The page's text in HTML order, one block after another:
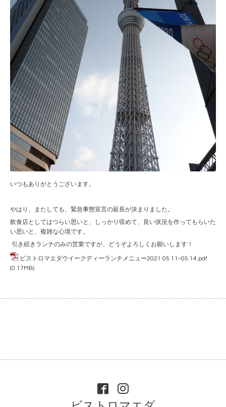
いつもありがとうございます。
やはり、またしても、緊急事態宣言の延長が決まりました。
飲食店としてはつらい思いと、しっかり収めて、良い状況を作ってもらいた
い思いと、複雑な心境です。
引き続きランチのみの営業ですが、どうぞよろしくお願いします！
ビストロマエダウイークディーランチメニュー2021.05.11~05.14.pdf
(0.17MB)